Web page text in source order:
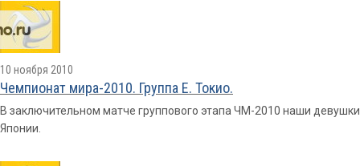
10 ноября 2010
Чемпионат мира-2010. Группа E. Токио.
В заключительном матче группового этапа ЧМ-2010 наши
Японии.